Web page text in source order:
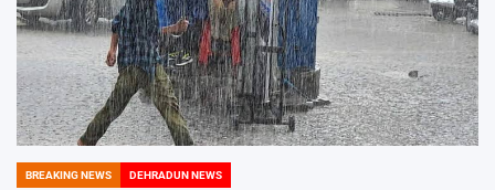
POSTED
BREAKING NEWS DEHRADUN NEWS